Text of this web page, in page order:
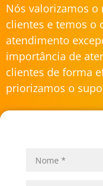
Nós valorizamos
clientes e temos o
atendimento
importância de
clientes de forma
priorizamos o